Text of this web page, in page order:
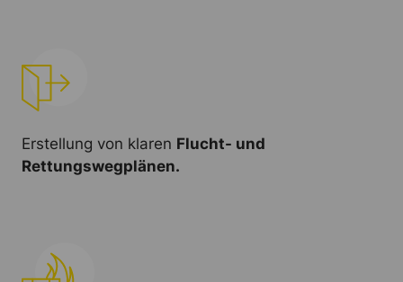
Erstellung von klaren Flucht- und
Rettungswegplänen.